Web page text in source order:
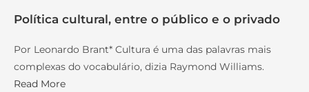
Política cultural, entre o público e o privado
Por Leonardo Brant* Cultura é uma das palavras mais
complexas do vocabulário, dizia Raymond Williams.
Read More